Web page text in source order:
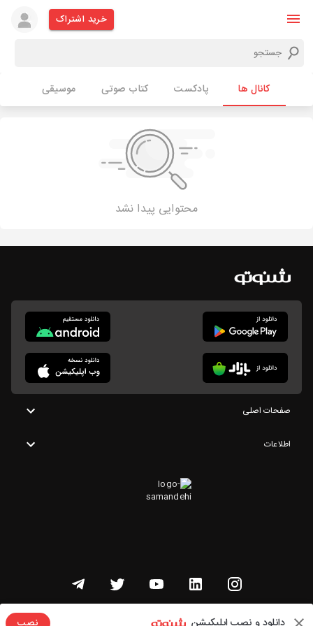
خرید اشتراک
کانال ها پادکست کتاب صوتی موسیقی
محتوایی پیدا نشد
صفحات اصلی
اطلاعات
تمامی حقوق این وبسایت متعلق به شنوتو است